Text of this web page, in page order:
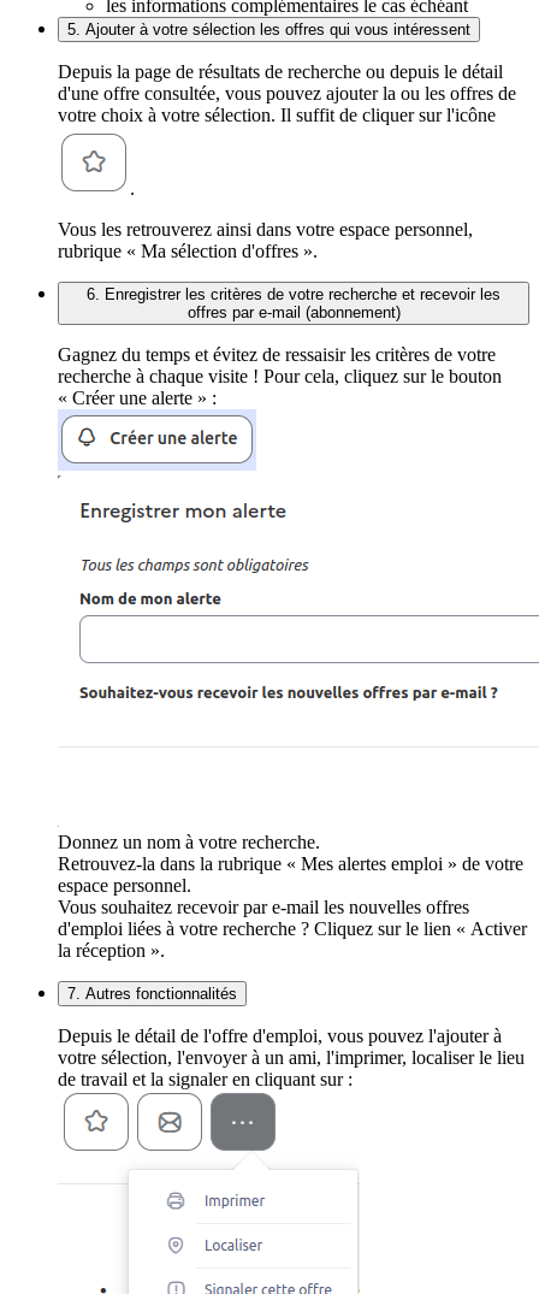
les informations complémentaires le cas échéant
5. Ajouter à votre sélection les offres qui vous intéressent
Depuis la page de résultats de recherche ou depuis le détail
d'une offre consultée, vous pouvez ajouter la ou les offres de
votre choix à votre sélection. Il suffit de cliquer sur l'icône
.
Vous les retrouverez ainsi dans votre espace personnel,
rubrique « Ma sélection d'offres ».
6. Enregistrer les critères de votre recherche et recevoir les
offres par e-mail (abonnement)
Gagnez du temps et évitez de ressaisir les critères de votre
recherche à chaque visite ! Pour cela, cliquez sur le bouton
« Créer une alerte » :
Donnez un nom à votre recherche.
Retrouvez-la dans la rubrique « Mes alertes emploi » de votre
espace personnel.
Vous souhaitez recevoir par e-mail les nouvelles offres
d'emploi liées à votre recherche ? Cliquez sur le lien « Activer
la réception ».
7. Autres fonctionnalités
Depuis le détail de l'offre d'emploi, vous pouvez l'ajouter à
votre sélection, l'envoyer à un ami, l'imprimer, localiser le lieu
de travail et la signaler en cliquant sur :